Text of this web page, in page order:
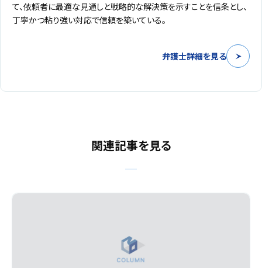
て、依頼者に最適な見通しと戦略的な解決策を示すことを信条とし、
丁寧かつ粘り強い対応で信頼を築いている。
弁護士詳細を見る
関連記事を見る